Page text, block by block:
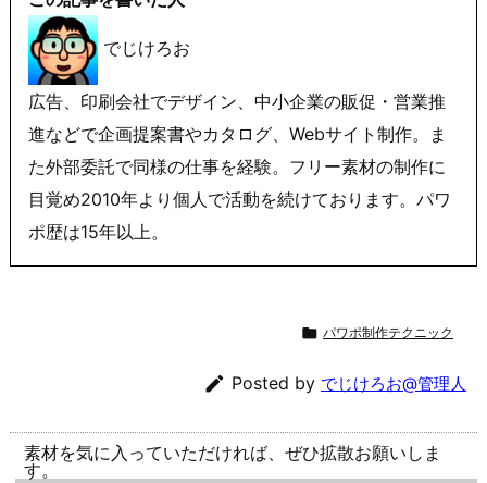
でじけろお
広告、印刷会社でデザイン、中小企業の販促・営業推
進などで企画提案書やカタログ、Webサイト制作。ま
た外部委託で同様の仕事を経験。フリー素材の制作に
目覚め2010年より個人で活動を続けております。パワ
ポ歴は15年以上。
 パワポ制作テクニック
 Posted by でじけろお@管理人
素材を気に入っていただければ、ぜひ拡散お願いしま
す。